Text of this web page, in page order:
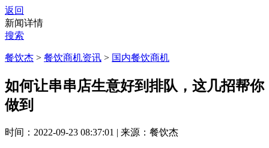
返回
新闻详情
搜索
餐饮杰 > 餐饮商机资讯 > 国内餐饮商机
如何让串串店生意好到排队，这几招帮你
做到
时间：2022-09-23 08:37:01 | 来源：餐饮杰